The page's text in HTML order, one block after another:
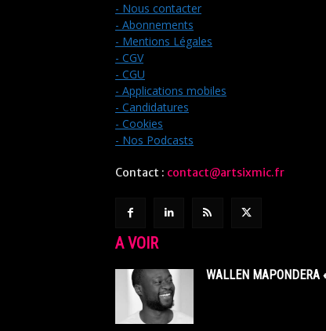
- Nous contacter
- Abonnements
- Mentions Légales
- CGV
- CGU
- Applications mobiles
- Candidatures
- Cookies
- Nos Podcasts
Contact : contact@artsixmic.fr
A VOIR
WALLEN MAPONDERA